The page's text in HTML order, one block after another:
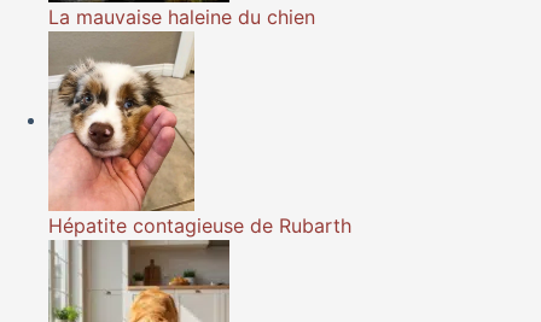
La mauvaise haleine du chien
Hépatite contagieuse de Rubarth